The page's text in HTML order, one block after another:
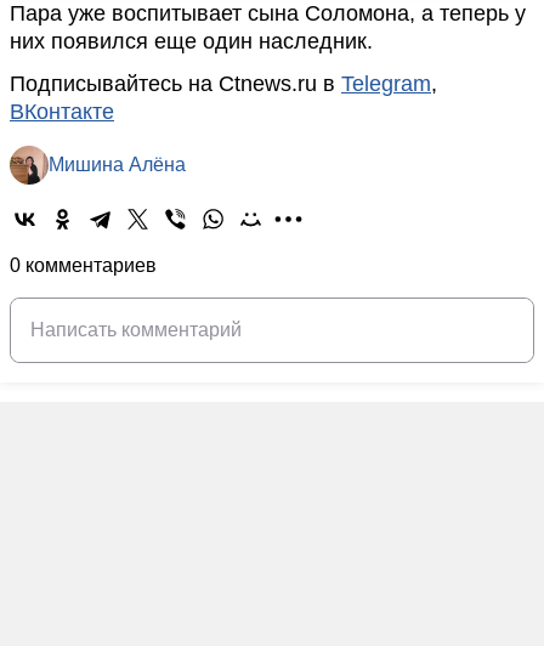
Пара уже воспитывает сына Соломона, а теперь у
них появился еще один наследник.
Подписывайтесь на Ctnews.ru в Telegram,
ВКонтакте
Мишина Алёна
0 комментариев